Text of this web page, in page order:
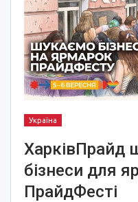
Україна
ХарківПрайд
бізнеси для
ПрайдФесті